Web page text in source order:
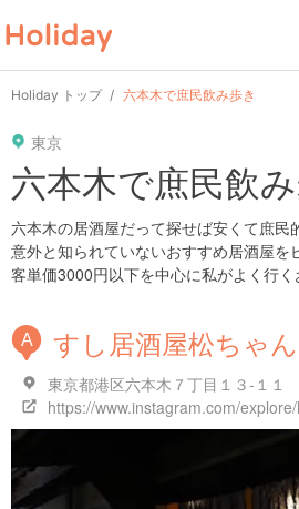
Holiday トップ 六本木で庶民飲み歩き
東京
user pin
六本木で庶民飲
六本木の居酒屋だって探せば安くて庶民
意外と知られていないおすすめ居酒屋を
客単価3000円以下を中心に私がよく行
A すし居酒屋松ちゃん
東京都港区六本木７丁目１３-１１
https://www.instagram.com/